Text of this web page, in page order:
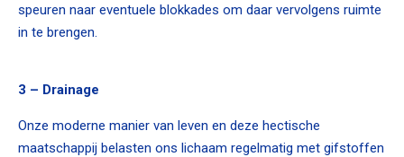
speuren naar eventuele blokkades om daar vervolgens ruimte
in te brengen.
3 – Drainage
Onze moderne manier van leven en deze hectische
maatschappij belasten ons lichaam regelmatig met gifstoffen